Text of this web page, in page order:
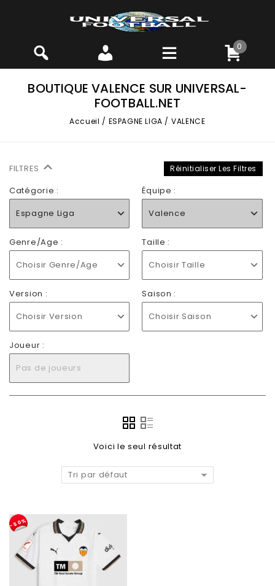
0
BOUTIQUE VALENCE SUR UNIVERSAL-
FOOTBALL.NET
Accueil / ESPAGNE LIGA / VALENCE
FILTRES Réinitialiser Les Filtres
Catégorie :
Espagne Liga
Équipe :
Valence
Genre/Age :
Choisir Genre/Age
Taille :
Choisir Taille
Version :
Choisir Version
Saison :
Choisir Saison
Joueur :
Pas de joueurs
Voici le seul résultat
Tri par défaut
-50%